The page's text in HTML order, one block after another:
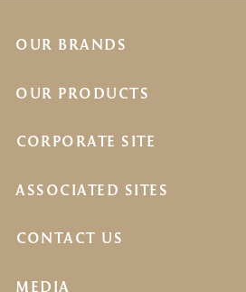
OUR BRANDS
OUR PRODUCTS
CORPORATE SITE
ASSOCIATED SITES
CONTACT US
MEDIA